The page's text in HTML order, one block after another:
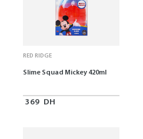
RED RIDGE
Slime Squad Mickey 420ml
369 DH